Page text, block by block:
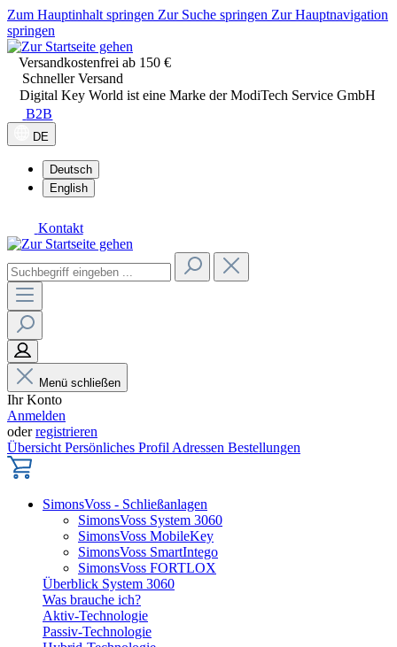
Zum Hauptinhalt springen Zur Suche springen Zur Hauptnavigation
springen
Versandkostenfrei ab 150 €
Schneller Versand
Digital Key World ist eine Marke der ModiTech Service GmbH
B2B
DE
Deutsch
English
Kontakt
Menü schließen
Ihr Konto
Anmelden
oderregistrieren
Übersicht Persönliches Profil Adressen Bestellungen
SimonsVoss - Schließanlagen
SimonsVoss System 3060
SimonsVoss MobileKey
SimonsVoss SmartIntego
SimonsVoss FORTLOX
Überblick System 3060
Was brauche ich?
Aktiv-Technologie
Passiv-Technologie